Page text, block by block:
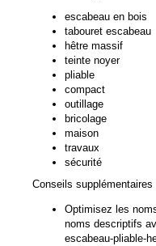
escabeau en bois
tabouret escabeau
hêtre massif
teinte noyer
pliable
compact
outillage
bricolage
maison
travaux
sécurité
Conseils supplémentaires
Optimisez les
noms descriptifs
escabeau-pliable-